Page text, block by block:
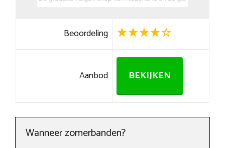
Beoordeling
Aanbod BEKIJKEN
Wanneer zomerbanden?